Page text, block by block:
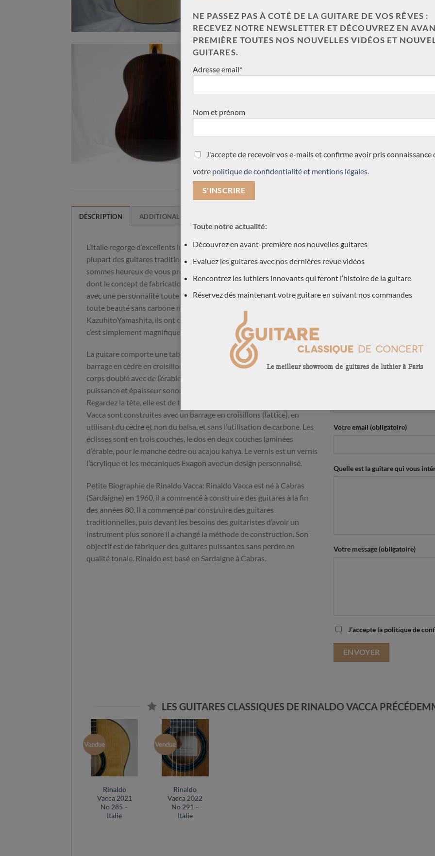
DESCRIPTION ADDITIONAL INFORMATION
L’Italie regorge d’excellents luthiers qui fabriquent cependant pour la
plupart des guitares traditionnelles avec des table en épicéa. Nous
sommes heureux de vous présenter l’un des trés rares luthiers italiens
dont le concept de fabrication s’inspirent des lattice Australiennes
avec une personnalité toute ‘italienne’ : une guitare surpuissante de
toute beauté sans carbone ni balsa. Ecoutez les vidéos de Kanahi et
KazuhitoYamashita, ils ont choisi de jouer sur des guitares de Rinaldo,
c’est simplement magnifique.
La guitare comporte une table en épicéa torréfiée Val di Fiemme, un
barrage en cèdre en croisillon sans balsa et sans carbone, et enfin une
corps doublé avec de l’érable. Le résultat est purement fantastique,
puissance et épaisseur sonore avec des sonorités cristallines.
Regardez la tête, elle est de toute beauté.Les guitares des Rinaldo
Vacca sont construites avec un barrage en croisillons (lattice), en
utilisant du cèdre et non du balsa, et sans l’utilisation de carbone. Les
éclisses sont en trois couches, le dos en deux couches laminées
d’érable, pour le manche cèdre ou acajou kahya. Le vernis est un vernis
l’acrylique et les mécaniques Exagon avec un design personnalisé.
Petite Biographie de Rinaldo Vacca: Rinaldo Vacca est né à Cabras
(Sardaigne) en 1960, il a commencé à construire des guitares à la fin
des années 80. Il a commencé par construire des guitares
traditionnelles, puis devant les besoins des guitaristes d’avoir un
instrument plus sonore il a changé la méthode de construction. Son
objectif est de fabriquer des guitares puissantes sans perdre en
qualité tonale. Rinaldo est basé en Sardaigne à Cabras.
CONTACTEZ NOUS !
Pour plus d’information,
téléphone au 0033684784569
Votre prénom (obligatoire)
Votre email (obligatoire)
Quelle est la guitare qui vous
Votre message (obligatoire)
J’accepte la politique de
LES GUITARES CLASSIQUES DE RINALDO VACCA
Vendue
Rinaldo
Vacca 2021
No 285 –
Italie
Vendue
Rinaldo
Vacca 2022
No 291 –
Italie
NE PASSEZ PAS À COTÉ DE LA GUITARE DE VOS RÊVES :
RECEVEZ NOTRE NEWSLETTER ET DÉCOUVREZ EN
PREMIÈRE TOUTES NOS NOUVELLES VIDÉOS ET
GUITARES.
Adresse email*
Nom et prénom
J'accepte de recevoir vos e-mails et confirme avoir pris connaissance
votre politique de confidentialité et mentions légales.
Toute notre actualité:
Découvrez en avant-première nos nouvelles guitares
Evaluez les guitares avec nos dernières revue vidéos
Rencontrez les luthiers innovants qui feront l’histoire de la guitare
Réservez dés maintenant votre guitare en suivant nos commandes